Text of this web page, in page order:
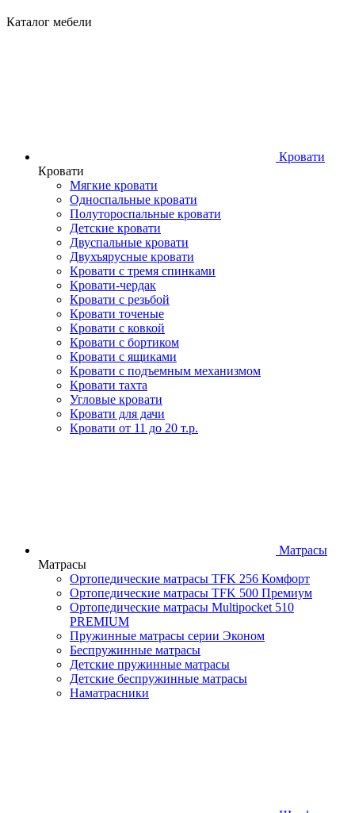
Каталог мебели
Кровати
Кровати
Мягкие кровати
Односпальные кровати
Полутороспальные кровати
Детские кровати
Двуспальные кровати
Двухъярусные кровати
Кровати с тремя спинками
Кровати-чердак
Кровати с резьбой
Кровати точеные
Кровати с ковкой
Кровати с бортиком
Кровати с ящиками
Кровати с подъемным механизмом
Кровати тахта
Угловые кровати
Кровати для дачи
Кровати от 11 до 20 т.р.
Матрасы
Матрасы
Ортопедические матрасы TFK 256 Комфорт
Ортопедические матрасы TFK 500 Премиум
Ортопедические матрасы Multipocket 510
PREMIUM
Пружинные матрасы серии Эконом
Беспружинные матрасы
Детские пружинные матрасы
Детские беспружинные матрасы
Наматрасники